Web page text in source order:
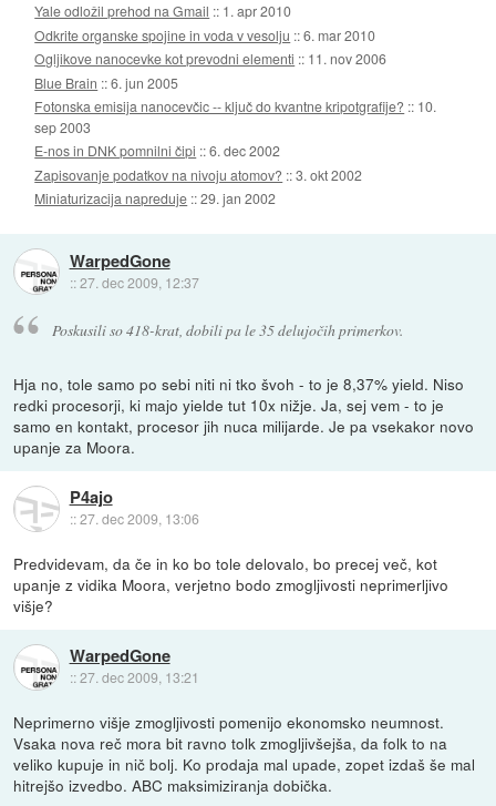
Yale odložil prehod na Gmail :: 1. apr 2010
Odkrite organske spojine in voda v vesolju ::6. mar 2010
Ogljikove nanocevke kot prevodni elementi :: 11. nov 2006
Blue Brain ::6. jun 2005
Fotonska emisija nanocevčic -- ključ do kvantne kripotgrafije? :: 10.
sep 2003
E-nos in DNK pomnilni čipi ::6. dec 2002
Zapisovanje podatkov na nivoju atomov? ::3. okt 2002
Miniaturizacija napreduje ::29. jan 2002
WarpedGone
::27. dec 2009, 12:37
Poskusili so 418-krat, dobili pa le 35 delujočih primerkov.
Hja no, tole samo po sebi niti ni tko švoh - to je 8,37% yield. Niso
redki procesorji, ki majo yielde tut 10x nižje. Ja, sej vem - to je
samo en kontakt, procesor jih nuca milijarde. Je pa vsekakor novo
upanje za Moora.
P4ajo
::27. dec 2009, 13:06
Predvidevam, da če in ko bo tole delovalo, bo precej več, kot
upanje z vidika Moora, verjetno bodo zmogljivosti neprimerljivo
višje?
WarpedGone
::27. dec 2009, 13:21
Neprimerno višje zmogljivosti pomenijo ekonomsko neumnost.
Vsaka nova reč mora bit ravno tolk zmogljivšejša, da folk to na
veliko kupuje in nič bolj. Ko prodaja mal upade, zopet izdaš še mal
hitrejšo izvedbo. ABC maksimiziranja dobička.